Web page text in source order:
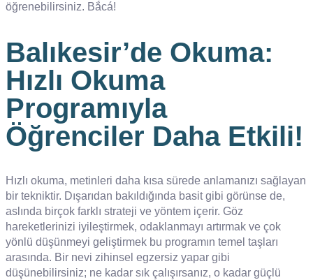
öğrenebilirsiniz. Bắcá!
Balıkesir’de Okuma:
Hızlı Okuma
Programıyla
Öğrenciler Daha Etkili!
Hızlı okuma, metinleri daha kısa sürede anlamanızı sağlayan
bir tekniktir. Dışarıdan bakıldığında basit gibi görünse de,
aslında birçok farklı strateji ve yöntem içerir. Göz
hareketlerinizi iyileştirmek, odaklanmayı artırmak ve çok
yönlü düşünmeyi geliştirmek bu programın temel taşları
arasında. Bir nevi zihinsel egzersiz yapar gibi
düşünebilirsiniz; ne kadar sık çalışırsanız, o kadar güçlü